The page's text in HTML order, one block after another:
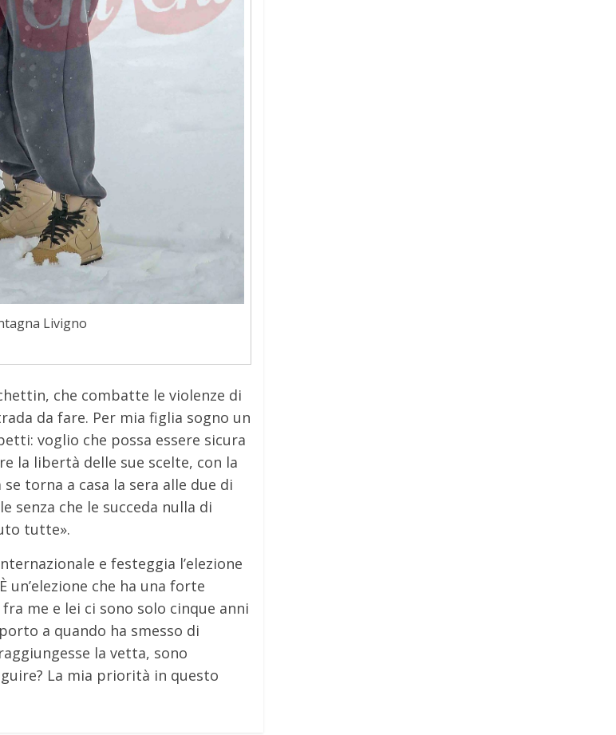
Livigno
che combatte le violenze di
da fare. Per mia figlia sogno un
voglio che possa essere sicura
la libertà delle sue scelte, con la
torna a casa la sera alle due di
senza che le succeda nulla di
tutte».
e festeggia l’elezione
un’elezione che ha una forte
me e lei ci sono solo cinque anni
a quando ha smesso di
la vetta, sono
La mia priorità in questo